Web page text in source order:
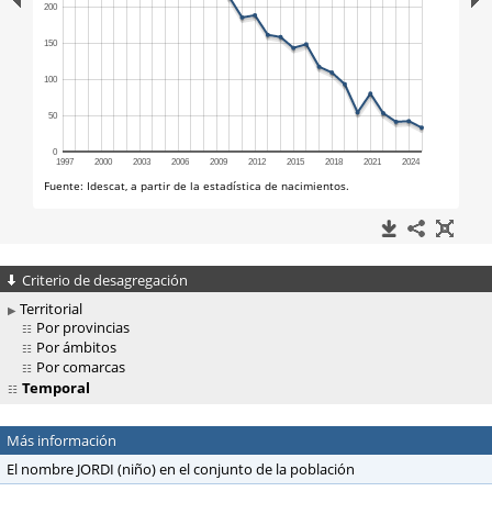
Criterio de desagregación
Territorial
Por provincias
Por ámbitos
Por comarcas
Temporal
Más información
El nombre JORDI (niño) en el conjunto de la población